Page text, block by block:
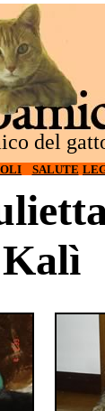
del
SALUTE
Kalì